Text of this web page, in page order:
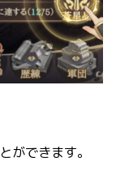
ができます。